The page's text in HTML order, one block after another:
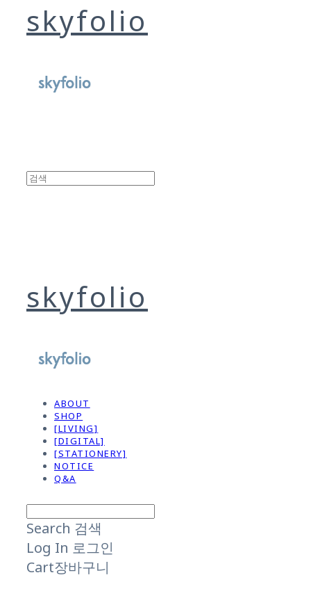
skyfolio
skyfolio
ABOUT
SHOP
[LIVING]
[DIGITAL]
[STATIONERY]
NOTICE
Q&A
Search 검색
Log In 로그인
Cart장바구니